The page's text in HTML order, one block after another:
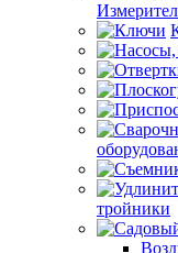
тройники